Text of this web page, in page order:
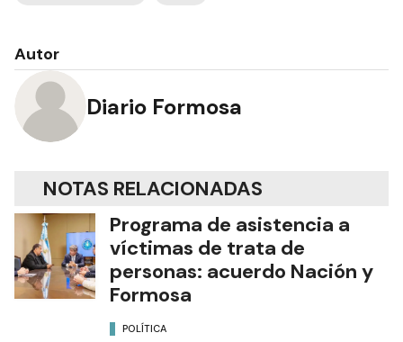
Autor
Diario Formosa
NOTAS RELACIONADAS
Programa de asistencia a
víctimas de trata de
personas: acuerdo Nación y
Formosa
POLÍTICA